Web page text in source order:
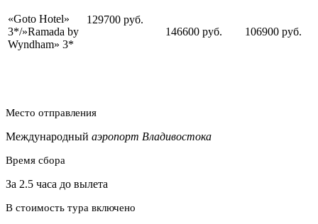
«Goto Hotel»
3*/»Ramada by
Wyndham» 3*
129700 руб.
146600 руб.
106900 руб.
Место отправления
Международный аэропорт Владивостока
Время сбора
За 2.5 часа до вылета
В стоимость тура включено